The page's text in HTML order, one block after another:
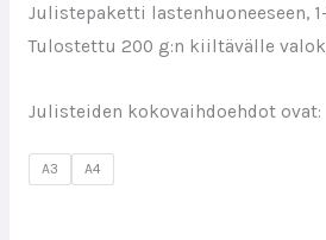
Julistepaketti lastenhuoneeseen,
Tulostettu 200 g:n kiiltävälle
Julisteiden kokovaihdoehdot ovat:
A3 A4